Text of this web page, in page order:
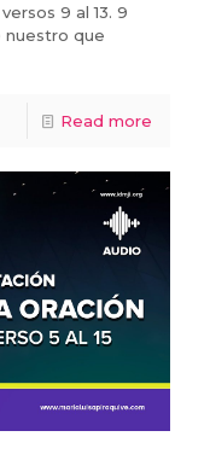
9 al 13. 9
nuestro que
Read more